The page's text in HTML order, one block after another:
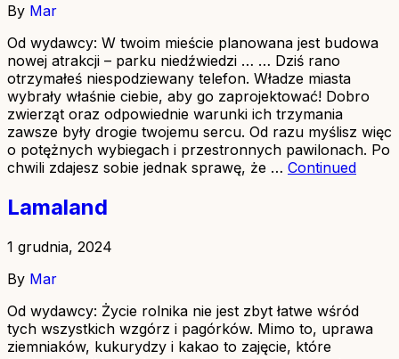
By Mar
Od wydawcy: W twoim mieście planowana jest budowa
nowej atrakcji – parku niedźwiedzi … … Dziś rano
otrzymałeś niespodziewany telefon. Władze miasta
wybrały właśnie ciebie, aby go zaprojektować! Dobro
zwierząt oraz odpowiednie warunki ich trzymania
zawsze były drogie twojemu sercu. Od razu myślisz więc
o potężnych wybiegach i przestronnych pawilonach. Po
chwili zdajesz sobie jednak sprawę, że … Continued
Lamaland
1 grudnia, 2024
By Mar
Od wydawcy: Życie rolnika nie jest zbyt łatwe wśród
tych wszystkich wzgórz i pagórków. Mimo to, uprawa
ziemniaków, kukurydzy i kakao to zajęcie, które